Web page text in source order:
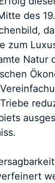
des
zum
Natur